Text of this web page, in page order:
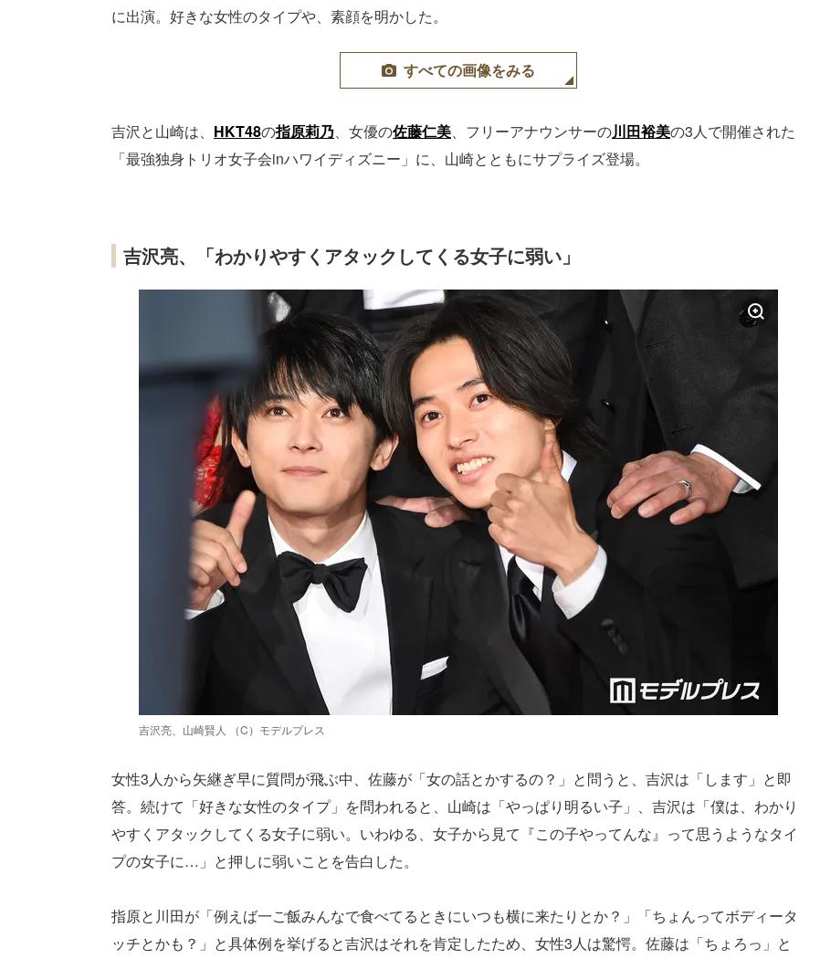
に出演。好きな女性のタイプや、素顔を明かした。
すべての画像をみる
吉沢と山崎は、 HKT48の指原莉乃、女優の佐藤仁美、フリーアナウンサーの川田裕美の3人で開催された
「最強独身トリオ女子会inハワイディズニー」に、山崎とともにサプライズ登場。
吉沢亮、「わかりやすくアタックしてくる女子に弱い」
吉沢亮、山崎賢人 （C）モデルプレス
女性3人から矢継ぎ早に質問が飛ぶ中、佐藤が「女の話とかするの？」と問うと、吉沢は「します」と即
答。続けて「好きな女性のタイプ」を問われると、山崎は「やっぱり明るい子」、吉沢は「僕は、わかり
やすくアタックしてくる女子に弱い。いわゆる、女子から見て『この子やってんな』って思うようなタイ
プの女子に…」と押しに弱いことを告白した。
指原と川田が「例えば一ご飯みんなで食べてるときにいつも横に来たりとか？」「ちょんってボディータ
ッチとかも？」と具体例を挙げると吉沢はそれを肯定したため、女性3人は驚愕。佐藤は「ちょろっ」と